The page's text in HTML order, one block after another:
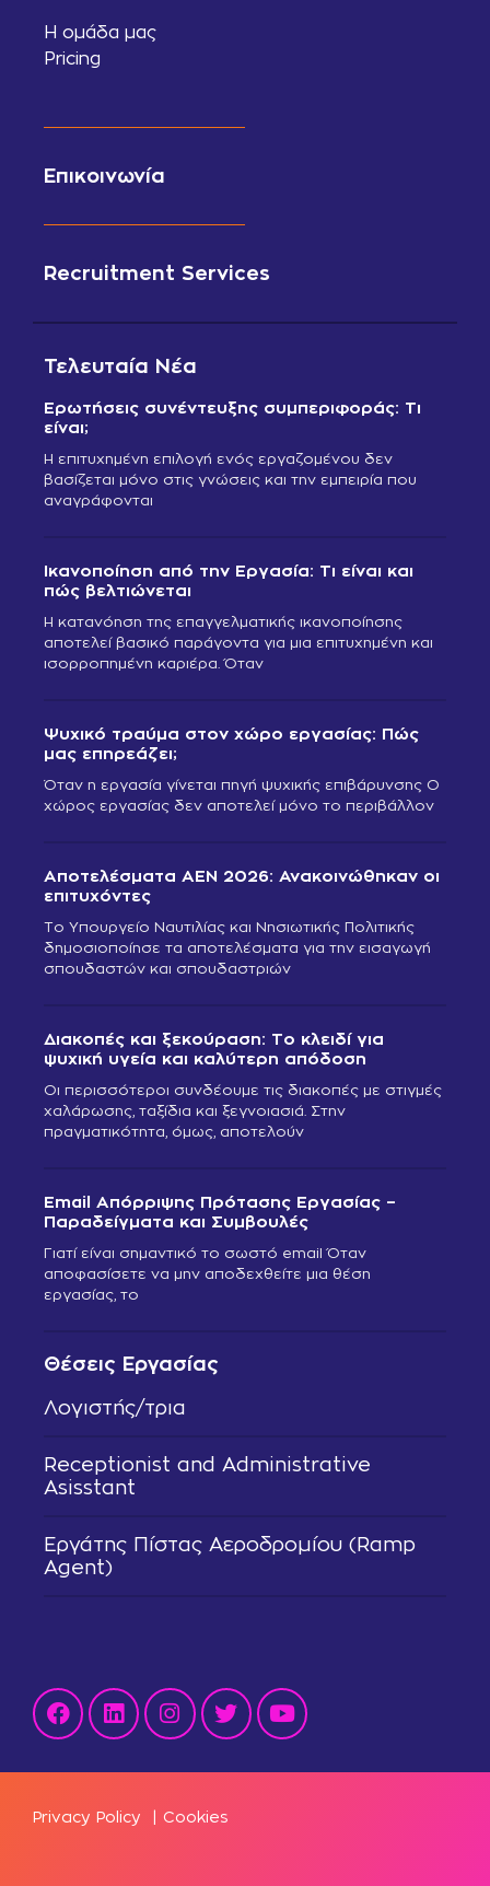
Η ομάδα μας
Pricing
Επικοινωνία
Recruitment Services
Θέσεις Εργασίας
Λογιστής/τρια
Receptionist and Administrative
Asisstant
Εργάτης Πίστας Αεροδρομίου (Ramp
Agent)
Τελευταία Νέα
Ερωτήσεις συνέντευξης συμπεριφοράς: Τι
είναι;
Η επιτυχημένη επιλογή ενός εργαζομένου δεν
βασίζεται μόνο στις γνώσεις και την εμπειρία που
αναγράφονται
Ικανοποίηση από την Εργασία: Τι είναι και
πώς βελτιώνεται
Η κατανόηση της επαγγελματικής ικανοποίησης
αποτελεί βασικό παράγοντα για μια επιτυχημένη και
ισορροπημένη καριέρα. Όταν
Ψυχικό τραύμα στον χώρο εργασίας: Πώς
μας επηρεάζει;
Όταν η εργασία γίνεται πηγή ψυχικής επιβάρυνσης Ο
χώρος εργασίας δεν αποτελεί μόνο το περιβάλλον
Αποτελέσματα ΑΕΝ 2026: Ανακοινώθηκαν οι
επιτυχόντες
Το Υπουργείο Ναυτιλίας και Νησιωτικής Πολιτικής
δημοσιοποίησε τα αποτελέσματα για την εισαγωγή
σπουδαστών και σπουδαστριών
Διακοπές και ξεκούραση: Το κλειδί για
ψυχική υγεία και καλύτερη απόδοση
Οι περισσότεροι συνδέουμε τις διακοπές με στιγμές
χαλάρωσης, ταξίδια και ξεγνοιασιά. Στην
πραγματικότητα, όμως, αποτελούν
Email Απόρριψης Πρότασης Εργασίας –
Παραδείγματα και Συμβουλές
Γιατί είναι σημαντικό το σωστό email Όταν
αποφασίσετε να μην αποδεχθείτε μια θέση
εργασίας, το
Privacy Policy | Cookies